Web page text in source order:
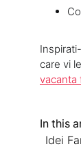
care vi
vacanta
In this
Idei